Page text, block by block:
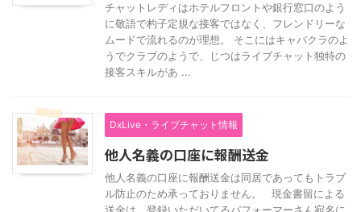
チャットレディはホテルフロントや銀行窓口のよう
に敬語で杓子定規な接客ではなく、フレンドリーな
ムードで流れるのが理想。 そこにはキャバクラのよ
うでクラブのようで、じつはライブチャット独特の
接客スキルがあ ...
DxLive・ライブチャット情報
他人名義の口座に報酬送金
他人名義の口座に報酬送金は同居であってもトラブ
ル防止のため承っておりません。 現金書留による